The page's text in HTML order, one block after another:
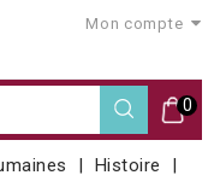
Mon compte
0
Histoire